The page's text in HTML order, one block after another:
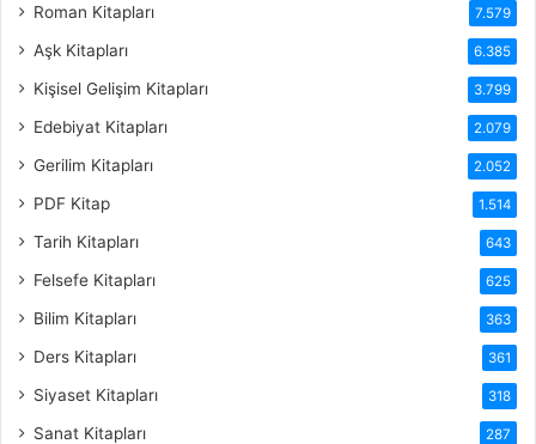
Roman Kitapları 7.579
Aşk Kitapları 6.385
Kişisel Gelişim Kitapları 3.799
Edebiyat Kitapları 2.079
Gerilim Kitapları 2.052
PDF Kitap 1.514
Tarih Kitapları 643
Felsefe Kitapları 625
Bilim Kitapları 363
Ders Kitapları 361
Siyaset Kitapları 318
Sanat Kitapları 287